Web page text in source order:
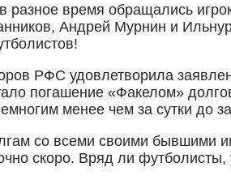
разное время обращались
Андрей Мурнин и
РФС удовлетворила
погашение «Факелом»
менее чем за сутки до
со всеми своими бывшими
скоро. Вряд ли